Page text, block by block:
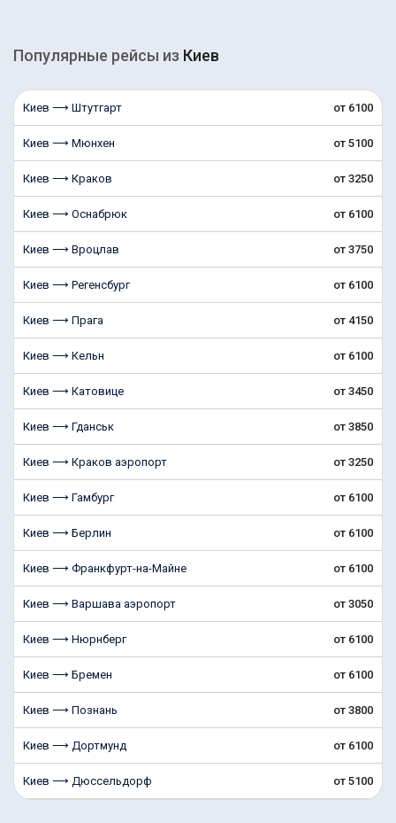
Популярные рейсы из Киев
Киев ⟶ Штутгарт от 6100
Киев ⟶ Мюнхен от 5100
Киев ⟶ Краков от 3250
Киев ⟶ Оснабрюк от 6100
Киев ⟶ Вроцлав от 3750
Киев ⟶ Регенсбург от 6100
Киев ⟶ Прага от 4150
Киев ⟶ Кельн от 6100
Киев ⟶ Катовице от 3450
Киев ⟶ Гданськ от 3850
Киев ⟶ Краков аэропорт от 3250
Киев ⟶ Гамбург от 6100
Киев ⟶ Берлин от 6100
Киев ⟶ Франкфурт-на-Майне от 6100
Киев ⟶ Варшава аэропорт от 3050
Киев ⟶ Нюрнберг от 6100
Киев ⟶ Бремен от 6100
Киев ⟶ Познань от 3800
Киев ⟶ Дортмунд от 6100
Киев ⟶ Дюссельдорф от 5100